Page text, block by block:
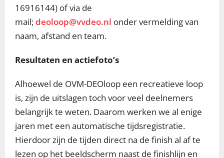
16916144) of via de
mail; deoloop@vvdeo.nl onder vermelding van
naam, afstand en team.
Resultaten en actiefoto’s
Alhoewel de OVM-DEOloop een recreatieve loop
is, zijn de uitslagen toch voor veel deelnemers
belangrijk te weten. Daarom werken we al enige
jaren met een automatische tijdsregistratie.
Hierdoor zijn de tijden direct na de finish al af te
lezen op het beeldscherm naast de finishlijn en